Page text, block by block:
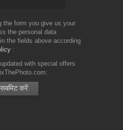
the form you give us your
the personal data
the fields above according
with special offers